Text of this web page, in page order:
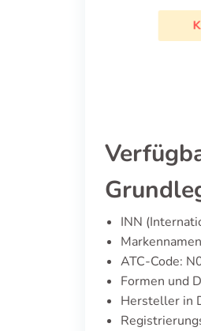
INN
ATC-Code:
Formen und
Hersteller in